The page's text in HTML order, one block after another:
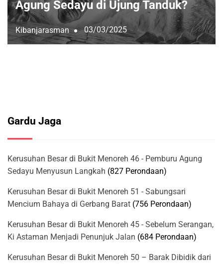
Agung Sedayu di Ujung Tanduk?
Kibanjarasman 03/03/2025
Gardu Jaga
Kerusuhan Besar di Bukit Menoreh 46 - Pemburu Agung
Sedayu Menyusun Langkah (827 Perondaan)
Kerusuhan Besar di Bukit Menoreh 51 - Sabungsari
Mencium Bahaya di Gerbang Barat (756 Perondaan)
Kerusuhan Besar di Bukit Menoreh 45 - Sebelum Serangan,
Ki Astaman Menjadi Penunjuk Jalan (684 Perondaan)
Kerusuhan Besar di Bukit Menoreh 50 – Barak Dibidik dari